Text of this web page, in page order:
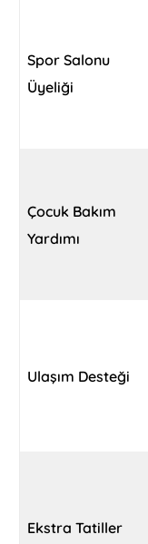
Spor Salonu
Üyeliği
Çocuk Bakım
Yardımı
Ulaşım Desteği
Ekstra Tatiller